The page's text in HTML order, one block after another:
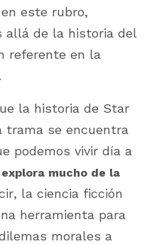
este rubro,
allá de la historia del
referente en la
la historia de Star
trama se encuentra
podemos vivir día a
explora mucho de la
la ciencia ficción
herramienta para
morales a